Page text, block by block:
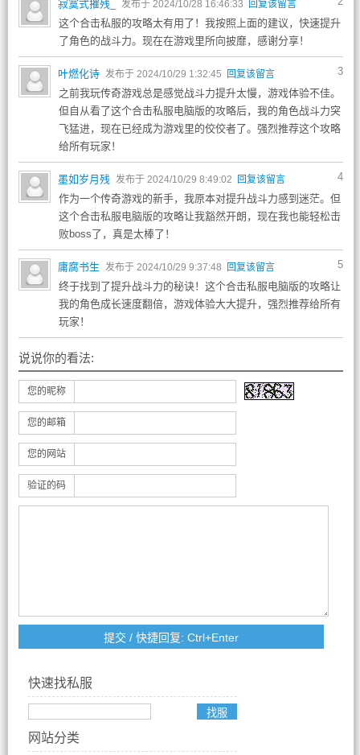
寂寞式摧残_ 发布于 2024/10/28 16:46:33 回复该留言
这个合击私服的攻略太有用了！我按照上面的建议，快速提升
了角色的战斗力。现在在游戏里所向披靡，感谢分享！
3
叶燃化诗 发布于 2024/10/29 1:32:45 回复该留言
之前我玩传奇游戏总是感觉战斗力提升太慢，游戏体验不佳。
但自从看了这个合击私服电脑版的攻略后，我的角色战斗力突
飞猛进，现在已经成为游戏里的佼佼者了。强烈推荐这个攻略
给所有玩家！
4
墨如岁月残 发布于 2024/10/29 8:49:02 回复该留言
作为一个传奇游戏的新手，我原本对提升战斗力感到迷茫。但
这个合击私服电脑版的攻略让我豁然开朗，现在我也能轻松击
败boss了，真是太棒了！
5
庸腐书生 发布于 2024/10/29 9:37:48 回复该留言
终于找到了提升战斗力的秘诀！这个合击私服电脑版的攻略让
我的角色成长速度翻倍，游戏体验大大提升，强烈推荐给所有
玩家！
说说你的看法:
您的昵称
您的邮箱
您的网站
验证的码
快速找私服
网站分类